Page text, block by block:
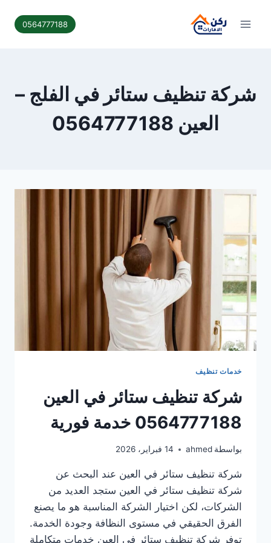
0564777188
شركة تنظيف ستائر في الفلج –
العين 0564777188
خدمات تنظيف
شركة تنظيف ستائر في العين
0564777188 خدمة فورية
بواسطة ahmed 14 فبراير، 2026
شركة تنظيف ستائر في العين عند البحث عن
شركة تنظيف ستائر في العين ستجد العديد من
الشركات، لكن اختيار الشركة المناسبة هو ما يصنع
الفرق الحقيقي في مستوى النظافة وجودة الخدمة.
توفر شركة تنظيف ستائر في العين خدمات متكاملة